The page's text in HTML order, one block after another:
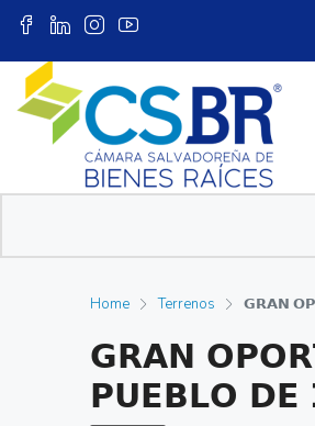
Home Terrenos 𝗚𝗥𝗔𝗡
𝗚𝗥𝗔𝗡
𝗣𝗨𝗘𝗕𝗟𝗢 𝗗𝗘